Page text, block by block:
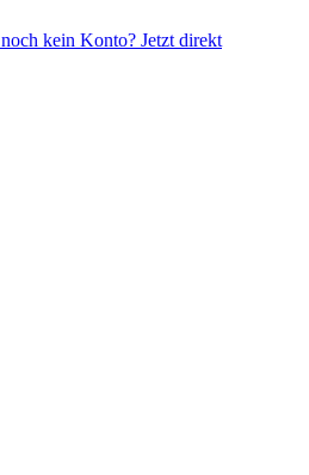
kein Konto? Jetzt direkt